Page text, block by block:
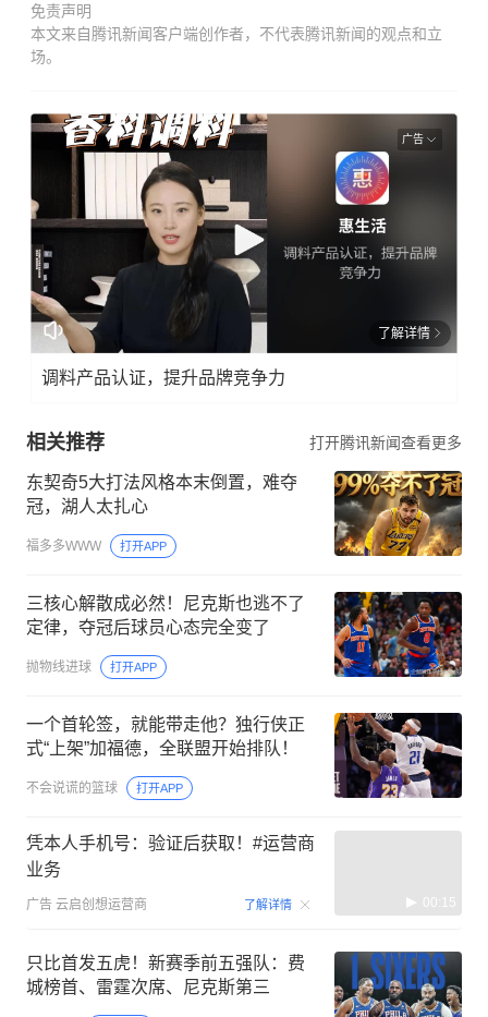
免责声明
本文来自腾讯新闻客户端创作者，不代表腾讯新闻的观点和立
场。
广告
了解详情
调料产品认证，提升品牌竞争力
相关推荐 打开腾讯新闻查看更多
东契奇5大打法风格本末倒置，难夺
冠，湖人太扎心
福多多WWW 打开APP
三核心解散成必然！尼克斯也逃不了
定律，夺冠后球员心态完全变了
抛物线进球 打开APP
一个首轮签，就能带走他？独行侠正
式“上架”加福德，全联盟开始排队！
不会说谎的篮球 打开APP
凭本人手机号：验证后获取！#运营商
业务
广告 云启创想运营商 了解详情 00:15
只比首发五虎！新赛季前五强队：费
城榜首、雷霆次席、尼克斯第三